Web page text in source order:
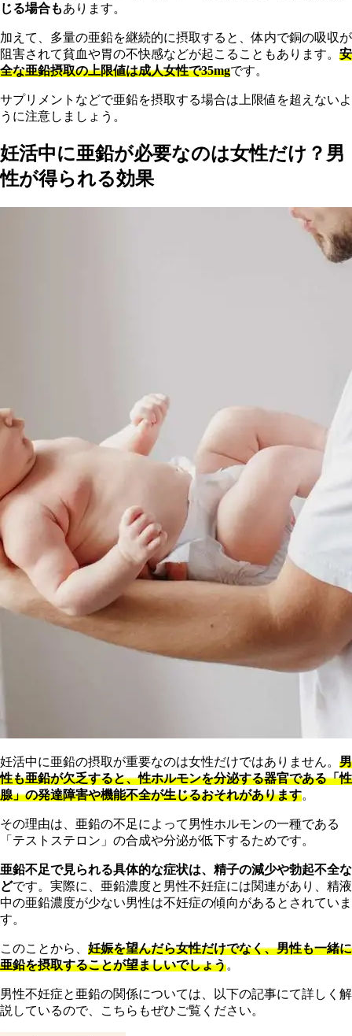
じる場合もあります。
加えて、多量の亜鉛を継続的に摂取すると、体内で銅の吸収が
阻害されて貧血や胃の不快感などが起こることもあります。 安
全な亜鉛摂取の上限値は成人女性で35mgです。
サプリメントなどで亜鉛を摂取する場合は上限値を超えないよ
うに注意しましょう。
妊活中に亜鉛が必要なのは女性だけ？男
性が得られる効果
妊活中に亜鉛の摂取が重要なのは女性だけではありません。 男
性も亜鉛が欠乏すると、性ホルモンを分泌する器官である「性
腺」の発達障害や機能不全が生じるおそれがあります。
その理由は、亜鉛の不足によって男性ホルモンの一種である
「テストステロン」の合成や分泌が低下するためです。
亜鉛不足で見られる具体的な症状は、精子の減少や勃起不全な
どです。実際に、亜鉛濃度と男性不妊症には関連があり、精液
中の亜鉛濃度が少ない男性は不妊症の傾向があるとされていま
す。
こ のことから、 妊娠を望んだら女性だけでなく、男性も一緒に
亜鉛を摂取することが望ましいでしょう。
男性不妊症と亜鉛の関係については、以下の記事にて詳しく解
説しているので、こちらもぜひご覧ください。